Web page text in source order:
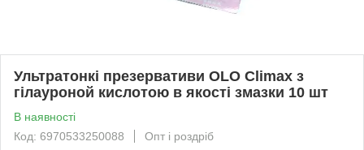
Ультратонкі презервативи OLO Climax з
гілауроной кислотою в якості змазки 10 шт
В наявності
Код: 6970533250088
Опт і роздріб